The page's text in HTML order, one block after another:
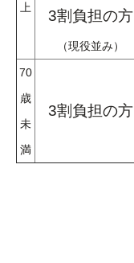
上
3割負担の方
（現役並み）
70
歳
未
満
3割負担の方